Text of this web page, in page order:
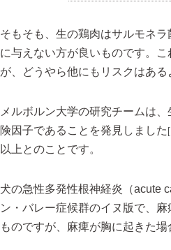
そもそも、生の鶏肉はサルモネ
に与えない方が良いものです。
が、どうやら他にもリスクはある
メルボルン大学の研究チームは
険因子であることを発見しました
以上とのことです。
犬の急性多発性根神経炎（acute
ン・バレー症候群のイヌ版で、
ものですが、麻痺が胸に起きた